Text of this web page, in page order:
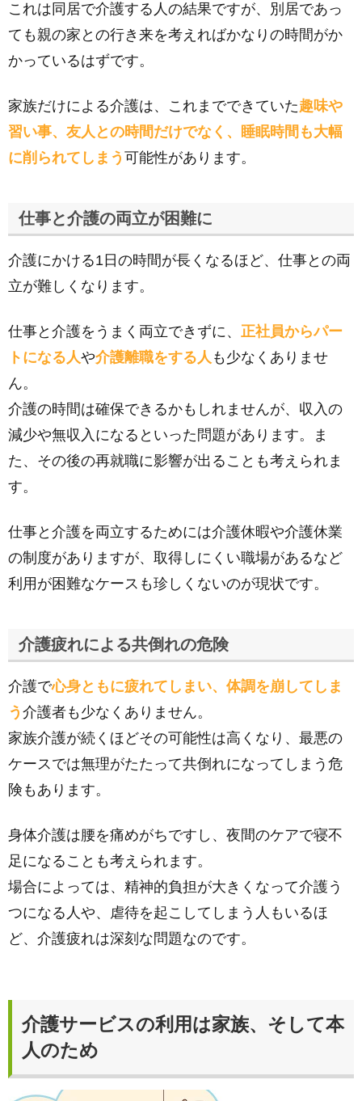
これは同居で介護する人の結果ですが、別居であっ
ても親の家との行き来を考えればかなりの時間がか
かっているはずです。
家族だけによる介護は、これまでできていた趣味や
習い事、友人との時間だけでなく、睡眠時間も大幅
に削られてしまう 可能性があります。
仕事と介護の両立が困難に
介護にかける1日の時間が長くなるほど、仕事との両
立が難しくなります。
仕事と介護をうまく両立できずに、 正社員からパー
トになる人や介護離職をする人 も少なくありませ
ん。
介護の時間は確保できるかもしれませんが、収入の
減少や無収入になるといった問題があります。ま
た、その後の再就職に影響が出ることも考えられま
す。
仕事と介護を両立するためには介護休暇や介護休業
の制度がありますが、取得しにくい職場があるなど
利用が困難なケースも珍しくないのが現状です。
介護疲れによる共倒れの危険
介護で心身ともに疲れてしまい、体調を崩してしま
う 介護者も少なくありません。
家族介護が続くほどその可能性は高くなり、最悪の
ケースでは無理がたたって共倒れになってしまう危
険もあります。
身体介護は腰を痛めがちですし、夜間のケアで寝不
足になることも考えられます。
場合によっては、精神的負担が大きくなって介護う
つになる人や、虐待を起こしてしまう人もいるほ
ど、介護疲れは深刻な問題なのです。
介護サービスの利用は家族、そして本
人のため